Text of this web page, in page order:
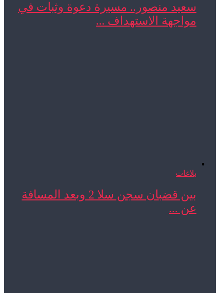
سعيد منصور.. مسيرة دعوة وثبات في
مواجهة الاستهداف ...
بلاغات
بين قضبان سجن سلا 2 وبعد المسافة
عن ...